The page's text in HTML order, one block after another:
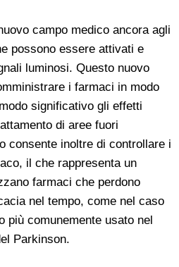
campo medico ancora agli
possono essere attivati e
luminosi. Questo nuovo
i farmaci in modo
significativo gli effetti
di aree fuori
consente inoltre di controllare i
il che rappresenta un
farmaci che perdono
nel tempo, come nel caso
più comunemente usato nel
Parkinson.